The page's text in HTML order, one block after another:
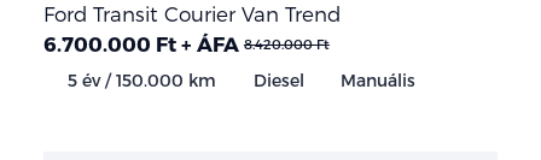
Ford Transit Courier Van Trend
6.700.000 Ft + ÁFA 8.420.000 Ft
5 év / 150.000 km Diesel Manuális